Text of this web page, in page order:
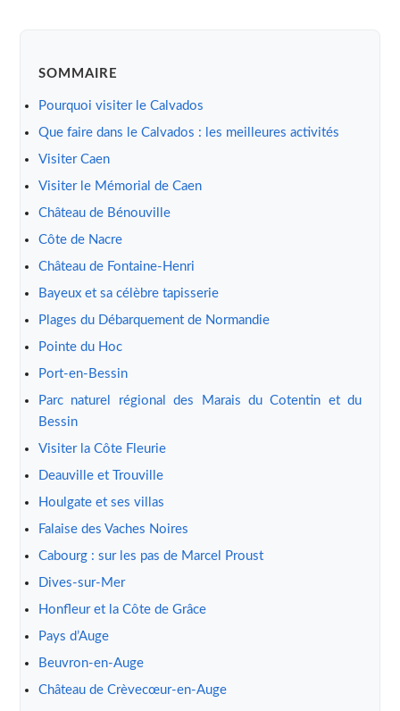
SOMMAIRE
Pourquoi visiter le Calvados
Que faire dans le Calvados : les meilleures activités
Visiter Caen
Visiter le Mémorial de Caen
Château de Bénouville
Côte de Nacre
Château de Fontaine-Henri
Bayeux et sa célèbre tapisserie
Plages du Débarquement de Normandie
Pointe du Hoc
Port-en-Bessin
Parc naturel régional des Marais du Cotentin et du
Bessin
Visiter la Côte Fleurie
Deauville et Trouville
Houlgate et ses villas
Falaise des Vaches Noires
Cabourg : sur les pas de Marcel Proust
Dives-sur-Mer
Honfleur et la Côte de Grâce
Pays d’Auge
Beuvron-en-Auge
Château de Crèvecœur-en-Auge